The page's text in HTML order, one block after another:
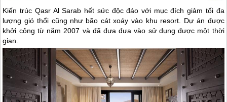
Kiến trúc Qasr Al Sarab hết sức độc đáo với mục đích giảm tối đa
lượng gió thổi cũng như bão cát xoáy vào khu resort. Dự án được
khởi công từ năm 2007 và đã đưa đưa vào sử dụng được một thời
gian.